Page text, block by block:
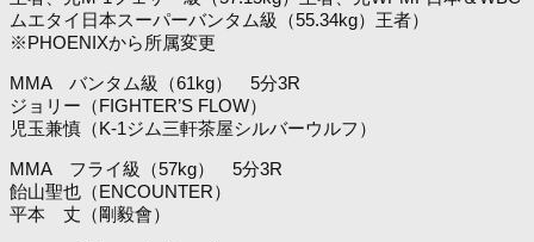
ムエタイ日本スーパーバンタム級（55.34kg）王者）
※PHOENIXから所属変更
MMA バンタム級（61kg） 5分3R
ジョリー（FIGHTER’S FLOW）
児玉兼慎（K-1ジム三軒茶屋シルバーウルフ）
MMA フライ級（57kg） 5分3R
飴山聖也（ENCOUNTER）
平本 丈（剛毅會）